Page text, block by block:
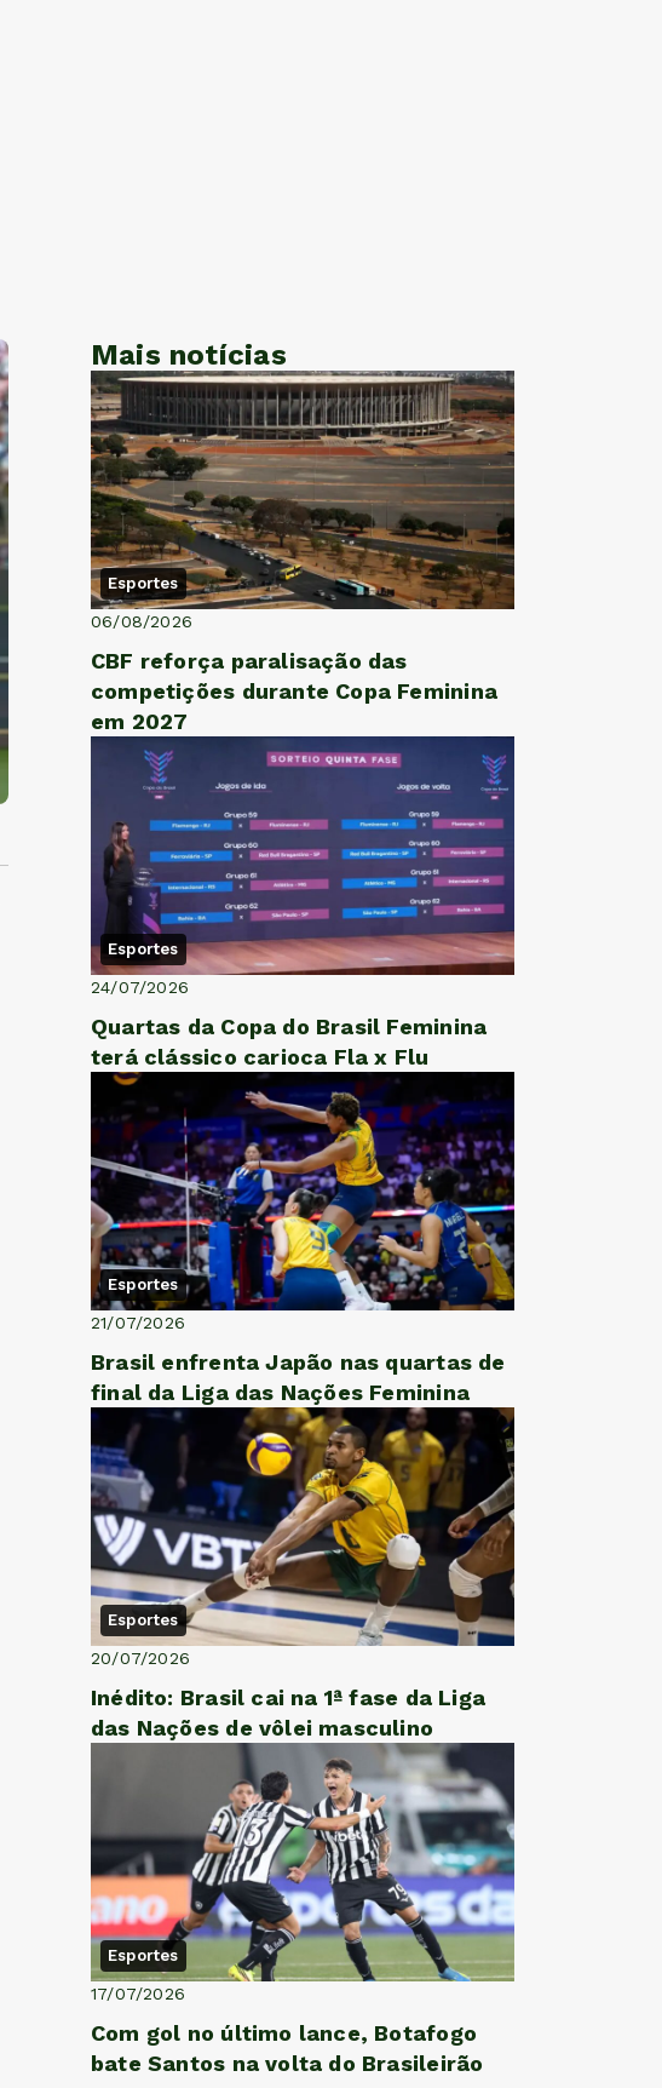
Mais notícias
Esportes
06/08/2026
CBF reforça paralisação das
competições durante Copa Feminina
em 2027
Esportes
24/07/2026
Quartas da Copa do Brasil Feminina
terá clássico carioca Fla x Flu
Esportes
21/07/2026
Brasil enfrenta Japão nas quartas de
final da Liga das Nações Feminina
Esportes
20/07/2026
Inédito: Brasil cai na 1ª fase da Liga
das Nações de vôlei masculino
Esportes
17/07/2026
Com gol no último lance, Botafogo
bate Santos na volta do Brasileirão